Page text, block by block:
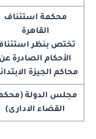
محكمة استئناف
القاهرة
تختص بنظر
الأحكام الصادرة عن
محاكم الجيزة
مجلس الدولة
القضاء الادارى)